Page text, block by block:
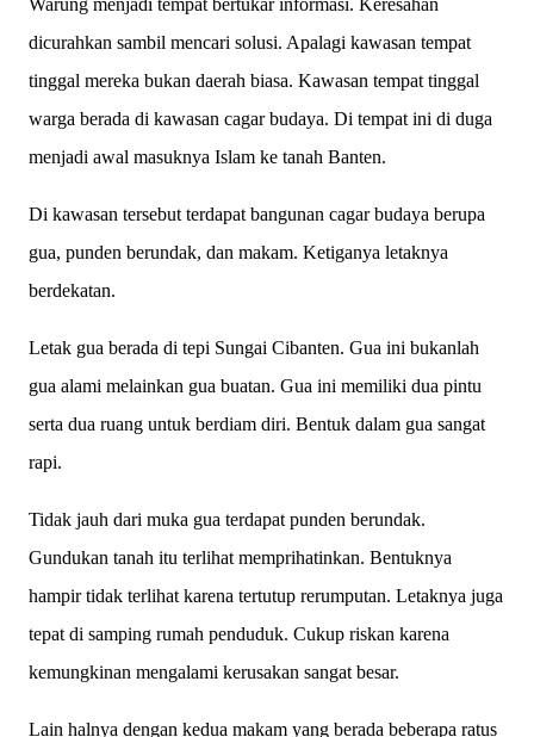
Warung menjadi tempat bertukar informasi. Keresahan
dicurahkan sambil mencari solusi. Apalagi kawasan tempat
tinggal mereka bukan daerah biasa. Kawasan tempat tinggal
warga berada di kawasan cagar budaya. Di tempat ini di duga
menjadi awal masuknya Islam ke tanah Banten.
Di kawasan tersebut terdapat bangunan cagar budaya berupa
gua, punden berundak, dan makam. Ketiganya letaknya
berdekatan.
Letak gua berada di tepi Sungai Cibanten. Gua ini bukanlah
gua alami melainkan gua buatan. Gua ini memiliki dua pintu
serta dua ruang untuk berdiam diri. Bentuk dalam gua sangat
rapi.
Tidak jauh dari muka gua terdapat punden berundak.
Gundukan tanah itu terlihat memprihatinkan. Bentuknya
hampir tidak terlihat karena tertutup rerumputan. Letaknya juga
tepat di samping rumah penduduk. Cukup riskan karena
kemungkinan mengalami kerusakan sangat besar.
Lain halnya dengan kedua makam yang berada beberapa ratus